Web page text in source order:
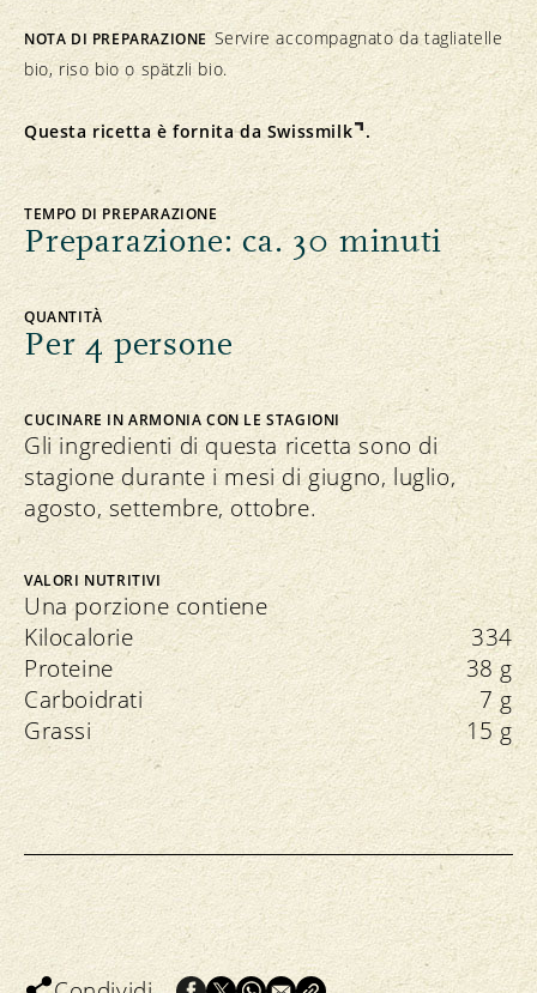
NOTA DI PREPARAZIONE Servire accompagnato da tagliatelle
bio, riso bio o spätzli bio.
Questa ricetta è fornita da Swissmilk .
TEMPO DI PREPARAZIONE
Preparazione: ca. 30 minuti
QUANTITÀ
Per 4 persone
CUCINARE IN ARMONIA CON LE STAGIONI
Gli ingredienti di questa ricetta sono di
stagione durante i mesi di giugno, luglio,
agosto, settembre, ottobre.
VALORI NUTRITIVI
Una porzione contiene
Kilocalorie
334
Proteine
38 g
Carboidrati
7 g
Grassi
15 g